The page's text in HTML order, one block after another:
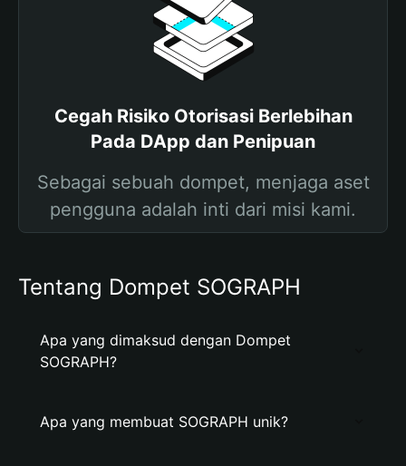
Cegah Risiko Otorisasi Berlebihan
Pada DApp dan Penipuan
Sebagai sebuah dompet, menjaga aset
pengguna adalah inti dari misi kami.
Tentang Dompet SOGRAPH
Apa yang dimaksud dengan Dompet
SOGRAPH?
Apa yang membuat SOGRAPH unik?